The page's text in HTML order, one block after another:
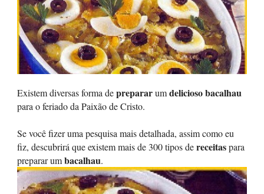
Existem diversas forma deprepararumdelicioso bacalhau
para o feriado da Paixão de Cristo.
Se você fizer uma pesquisa mais detalhada, assim como eu
fiz, descubrirá que existem mais de 300 tipos dereceitaspara
preparar umbacalhau.